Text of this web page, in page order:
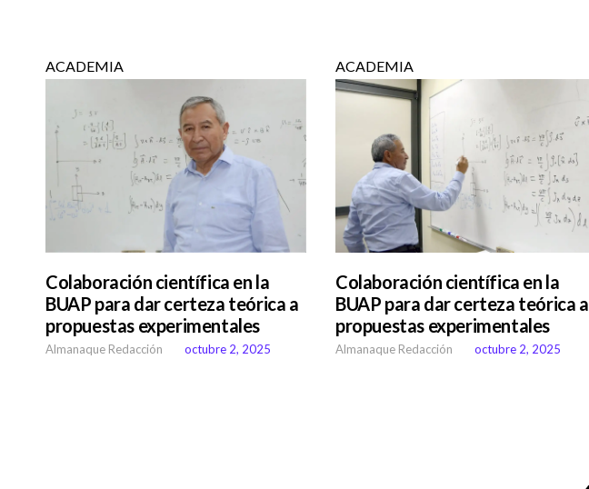
ACADEMIA
Colaboración científica en la
BUAP para dar certeza teórica a
propuestas experimentales
Almanaque Redacción octubre 2, 2025
ACADEMIA
Colaboración científica en la
BUAP para dar certeza teórica a
propuestas experimentales
Almanaque Redacción octubre 2, 2025